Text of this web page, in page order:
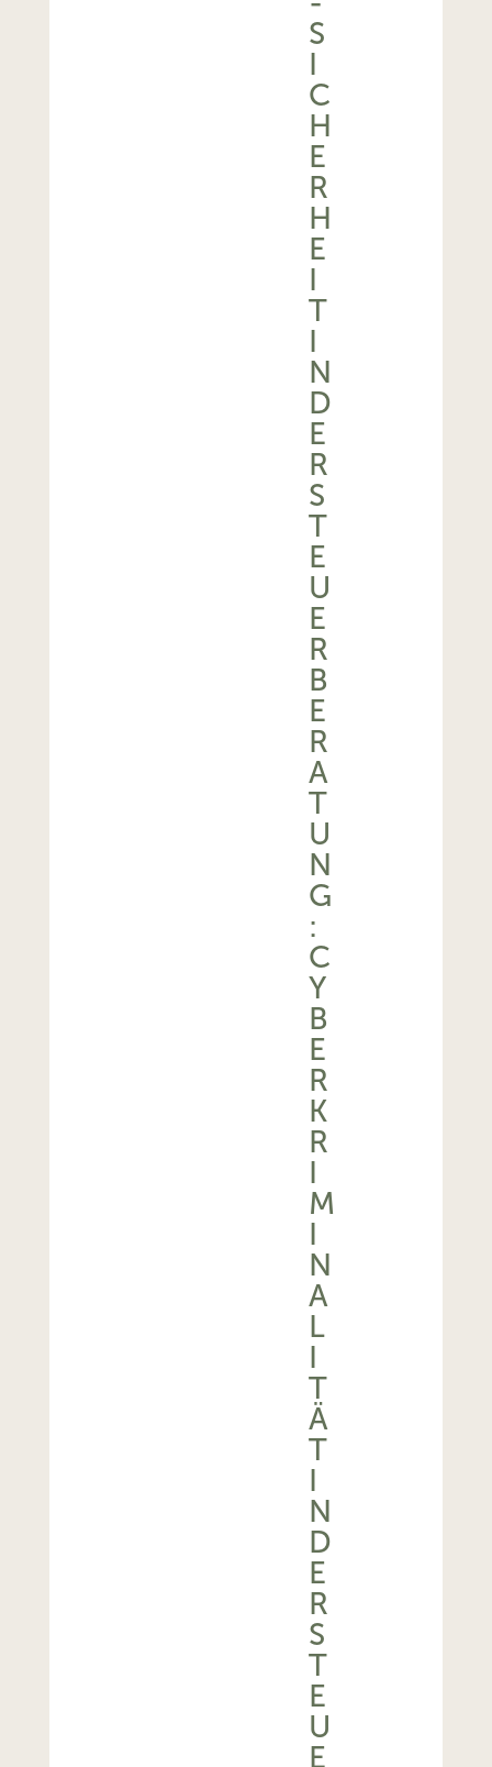
S
I
C
H
E
R
H
E
I
T
I
N
D
E
R
S
T
E
U
E
R
B
E
R
A
T
U
N
G
:
C
Y
B
E
R
K
R
I
M
I
N
A
L
I
T
Ä
T
I
N
D
E
R
S
T
E
U
E